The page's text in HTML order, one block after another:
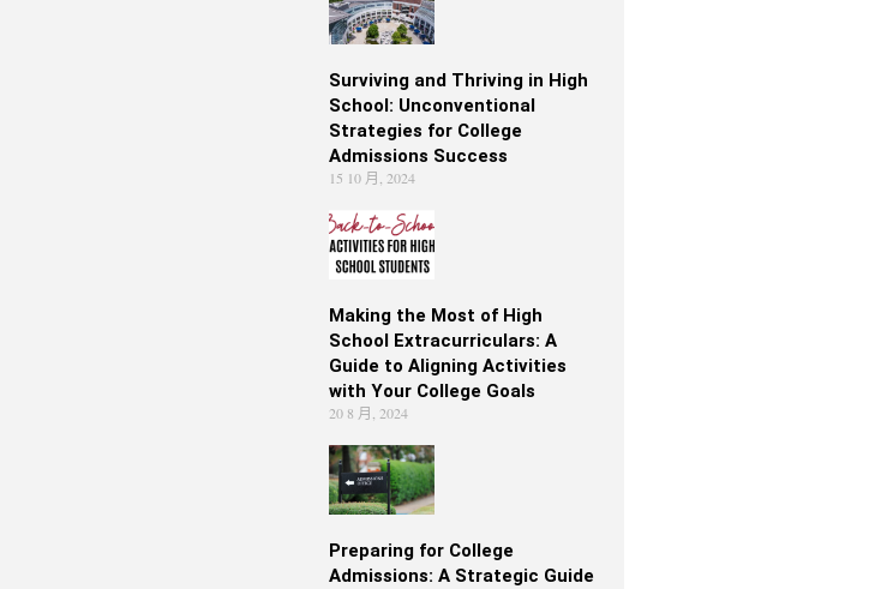
Surviving and Thriving in High
School: Unconventional
Strategies for College
Admissions Success
15 10 月, 2024
Making the Most of High
School Extracurriculars: A
Guide to Aligning Activities
with Your College Goals
20 8 月, 2024
Preparing for College
Admissions: A Strategic Guide